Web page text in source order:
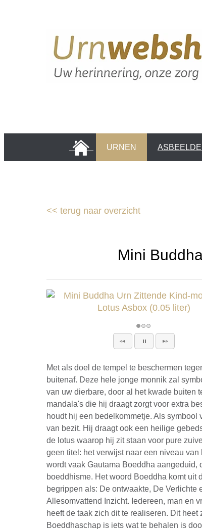
HOME URNEN
<< terug naar overzicht
Mini
Met als doel de tempel te beschermen
buitenaf. Deze hele jonge monnik zal
van uw dierbare, door al het kwade buiten
mandala's die hij draagt zorgt voor extra
houdt hij een bedelkommetje. Als symbool
van bezit. Hij draagt ook een heilige
de lotus waarop hij zit staan voor pure
geen titel: het verwijst naar een niveau
wordt vaak Gautama Boeddha aangeduid,
boeddhisme. Het woord Boeddha komt uit
begrippen als: De ontwaakte, De Verlichte
Allesomvattend Inzicht. Iedereen, man en
heeft de taak zich dit te realiseren. Dit
Boeddhaschap is iets wat te behalen is